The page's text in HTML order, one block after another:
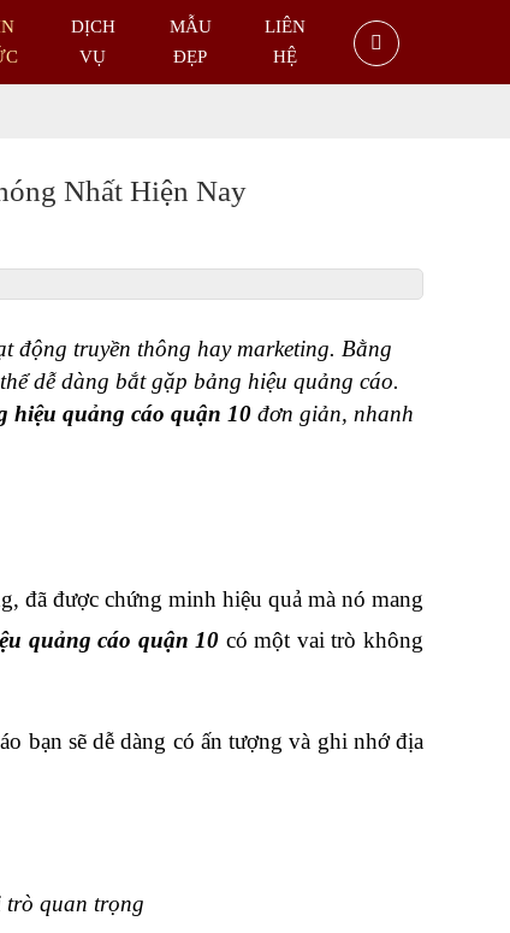
DỊCH
VỤ
MẪU
ĐẸP
LIÊN
HỆ
Nhất Hiện Nay
động truyền thông hay marketing. Bằng
dễ dàng bắt gặp bảng hiệu quảng cáo.
hiệu quảng cáo quận 10 đơn giản, nhanh
đã được chứng minh hiệu quả mà nó mang
quảng cáo quận 10 có một vai trò không
bạn sẽ dễ dàng có ấn tượng và ghi nhớ địa
trò quan trọng